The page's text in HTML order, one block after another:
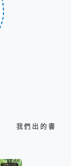
我們出的書